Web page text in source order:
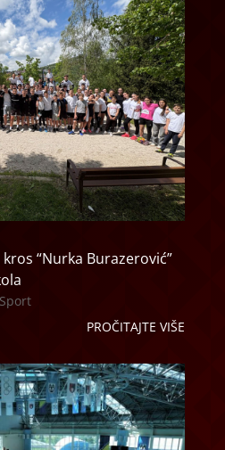
“Nurka Burazerović”
Sport
PROČITAJTE VIŠE